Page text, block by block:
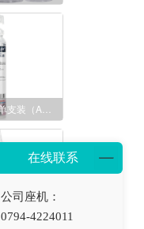
尖嘴冲洗款 硬性角膜接触镜隐形眼镜冲洗液（100/250/500ml）
0794-4224011
公司座机：
在线联系